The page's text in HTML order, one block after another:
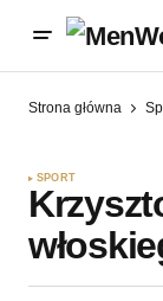
Strona główna
SPORT